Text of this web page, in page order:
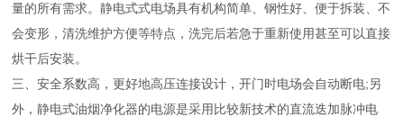
量的所有需求。静电式式电场具有机构简单、钢性好、便于拆装、不
会变形，清洗维护方便等特点，洗完后若急于重新使用甚至可以直接
烘干后安装。
三、安全系数高，更好地高压连接设计，开门时电场会自动断电;另
外，静电式油烟净化器的电源是采用比较新技术的直流迭加脉冲电